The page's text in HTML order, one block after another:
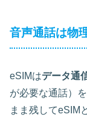
音声通話は物
eSIMはデータ通
が必要な通話）
まま残してeSIM